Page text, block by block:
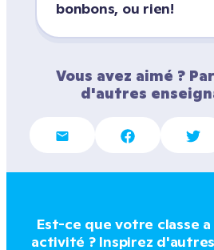
bonbons, ou rien!
Vous avez aimé ?
d'autres
Est-ce que votre classe
activité ? Inspirez